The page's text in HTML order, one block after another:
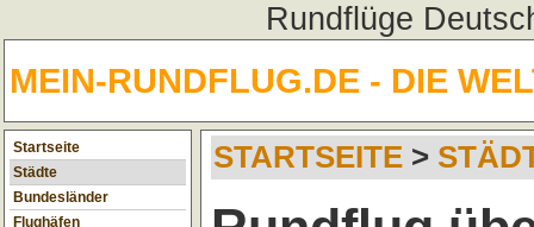
Rundflüge
MEIN-RUNDFLUG.DE - DIE
Startseite
Städte
Bundesländer
Flughäfen
STARTSEITE >